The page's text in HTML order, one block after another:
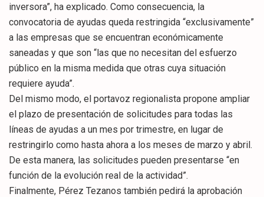
inversora”, ha explicado. Como consecuencia, la
convocatoria de ayudas queda restringida “exclusivamente”
a las empresas que se encuentran económicamente
saneadas y que son “las que no necesitan del esfuerzo
público en la misma medida que otras cuya situación
requiere ayuda”.
Del mismo modo, el portavoz regionalista propone ampliar
el plazo de presentación de solicitudes para todas las
líneas de ayudas a un mes por trimestre, en lugar de
restringirlo como hasta ahora a los meses de marzo y abril.
De esta manera, las solicitudes pueden presentarse “en
función de la evolución real de la actividad”.
Finalmente, Pérez Tezanos también pedirá la aprobación